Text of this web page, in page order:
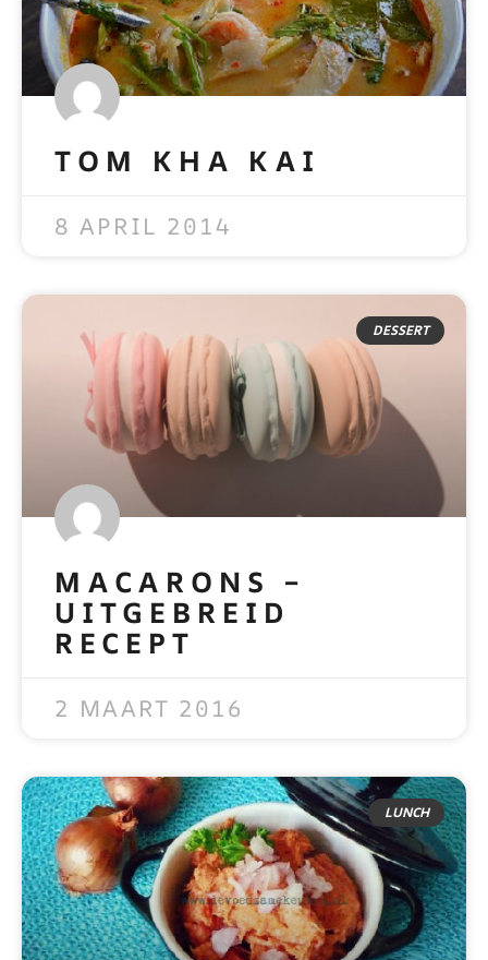
TOM KHA KAI
8 APRIL 2014
DESSERT
MACARONS –
UITGEBREID
RECEPT
2 MAART 2016
LUNCH